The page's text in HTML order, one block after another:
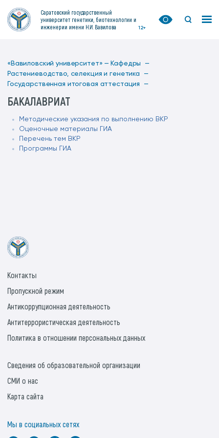
Саратовский государственный
университет генетики, биотехнологии и
инженерии имени Н.И. Вавилова
12+
«Вавиловский университет» — Кафедры —
Растениеводство, селекция и генетика —
Государственная итоговая аттестация —
БАКАЛАВРИАТ
Методические указания по выполнению ВКР
Оценочные материалы ГИА
Перечень тем ВКР
Программы ГИА
Контакты
Пропускной режим
Антикоррупционная деятельность
Антитеррористическая деятельность
Политика в отношении персональных данных
Сведения об образовательной организации
СМИ о нас
Карта сайта
Мы в социальных сетях